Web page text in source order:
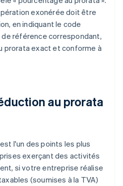
exonérée doit être
en indiquant le code
référence correspondant,
prorata exact et conforme à
au prorata
l'un des points les plus
exerçant des activités
si votre entreprise réalise
(soumises à la TVA)